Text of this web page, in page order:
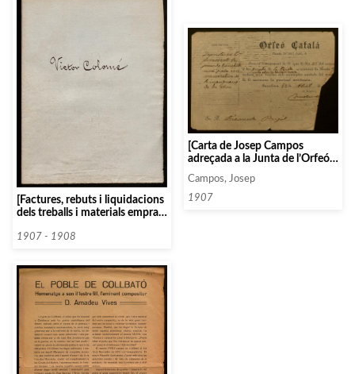
[Factures, rebuts i liquidacions
dels treballs i materials emprats
Víctor Colomé, per a la
Música Catalana]
1907 - 1908
[Carta de Josep Campos
adreçada a la Junta de l’Orfeó
Català sobre les tasques de
pintura del Palau de la Música]
Campos, Josep
1907